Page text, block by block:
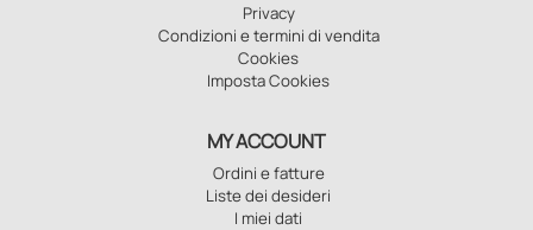
Privacy
Condizioni e termini di vendita
Cookies
Imposta Cookies
MY ACCOUNT
Ordini e fatture
Liste dei desideri
I miei dati